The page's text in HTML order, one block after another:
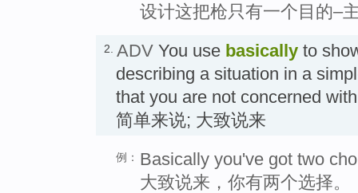
设计这把枪只有一个目的–
2. ADV You use basically to
describing a situation in a
that you are not concerned
简单来说; 大致说来
例： Basically you've got two
大致说来，你有两个选择。